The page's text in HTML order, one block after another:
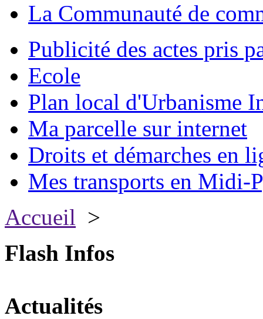
La Communauté de
Publicité des actes pris
Ecole
Plan local d'Urbanisme
Ma parcelle sur internet
Droits et démarches en
Mes transports en Midi-
Accueil >
Flash Infos
Actualités